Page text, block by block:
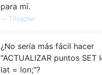
para mí.
— TPoschel
¿No sería más fácil hacer
"ACTUALIZAR puntos SET
lat = lon;"?